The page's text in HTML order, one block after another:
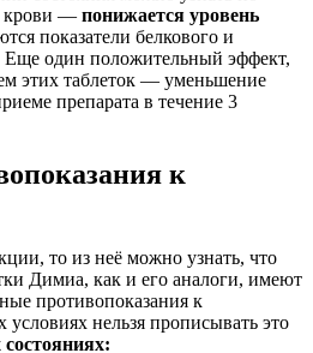
крови — понижается уровень
показатели белкового и
Еще один положительный эффект,
этих таблеток — уменьшение
препарата в течение 3
к
то из неё можно узнать, что
Димиа, как и его аналоги, имеют
противопоказания к
нельзя прописывать это